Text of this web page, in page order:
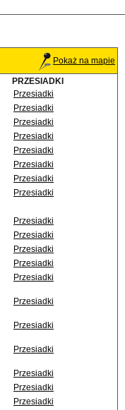
Pokaż na mapie
PRZESIADKI
Przesiadki
Przesiadki
Przesiadki
Przesiadki
Przesiadki
Przesiadki
Przesiadki
Przesiadki
Przesiadki
Przesiadki
Przesiadki
Przesiadki
Przesiadki
Przesiadki
Przesiadki
Przesiadki
Przesiadki
Przesiadki
Przesiadki